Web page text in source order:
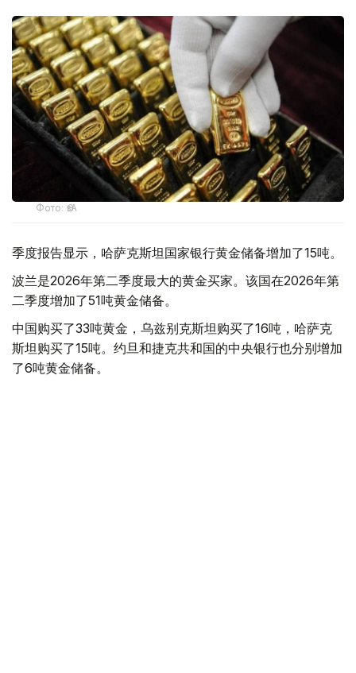
Фото: ӨзА
季度报告显示，哈萨克斯坦国家银行黄金储备增加了15吨。
波兰是2026年第二季度最大的黄金买家。该国在2026年第
二季度增加了51吨黄金储备。
中国购买了33吨黄金，乌兹别克斯坦购买了16吨，哈萨克
斯坦购买了15吨。约旦和捷克共和国的中央银行也分别增加
了6吨黄金储备。